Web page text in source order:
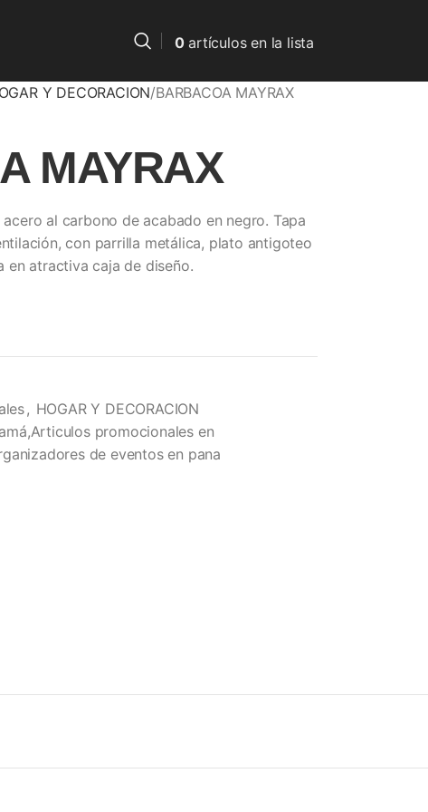
0artículosen la lista
Y DECORACION BARBACOA MAYRAX
MAYRAX
al carbono de acabado en negro. Tapa
con parrilla metálica, plato antigoteo
en atractiva caja de diseño.
, HOGAR Y DECORACION
promocionales en
de eventos en pana